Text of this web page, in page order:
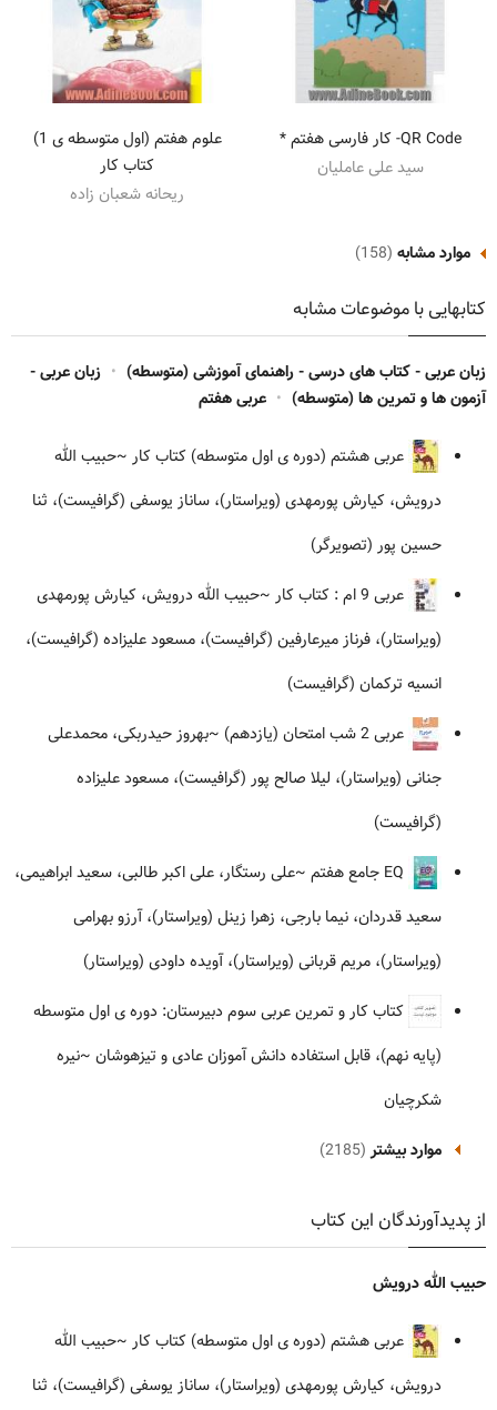
QR Code- کار فارسی هفتم *
سید علی عاملیان
علوم هفتم (اول متوسطه ی 1)
کتاب کار
ریحانه شعبان زاده
موارد مشابه (158)
کتابهایی با موضوعات مشابه
زبان عربی - کتاب های درسی - راهنمای آموزشی (متوسطه) • زبان عربی -
آزمون ها و تمرین ها (متوسطه) • عربی هفتم
عربی هشتم (دوره ی اول متوسطه) کتاب کار ~حبیب الله
درویش، کیارش پورمهدی (ویراستار)، ساناز یوسفی (گرافیست)، ثنا
حسین پور (تصویرگر)
عربی 9 ام : کتاب کار
~حبیب الله درویش، کیارش پورمهدی
(ویراستار)، فرناز میرعارفین (گرافیست)، مسعود علیزاده (گرافیست)،
انسیه ترکمان (گرافیست)
عربی 2 شب امتحان (یازدهم)
~بهروز حیدربکی، محمدعلی
جنانی (ویراستار)، لیلا صالح پور (گرافیست)، مسعود علیزاده
(گرافیست)
~علی رستگار، علی اکبر طالبی، سعید ابراهیمی،
سعید قدردان، نیما بارجی، زهرا زینل (ویراستار)، آرزو بهرامی
(ویراستار)، مریم قربانی (ویراستار)، آویده داودی (ویراستار)
کتاب کار و تمرین عربی سوم دبیرستان: دوره ی اول متوسطه
(پایه نهم)، قابل استفاده دانش آموزان عادی و تیزهوشان ~نیره
شکرچیان
موارد بیشتر (2185)
از پدیدآورندگان این کتاب
حبیب الله درویش
عربی هشتم (دوره ی اول متوسطه) کتاب کار ~حبیب الله
درویش، کیارش پورمهدی (ویراستار)، ساناز یوسفی (گرافیست)، ثنا